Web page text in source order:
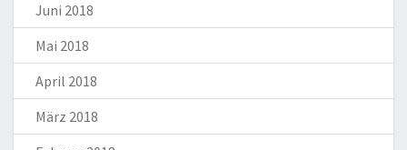
Juni 2018
Mai 2018
April 2018
März 2018